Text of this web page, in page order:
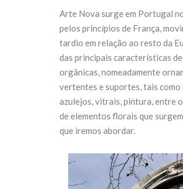
Feira de Jardinagem
2026 Sábado 17 &
Domingo 18 de
outubro
27 de Julho de 2026
Arte Nova surge em Portugal
pelos princípios de França,
tardio em relação ao resto da
das principais características
orgânicas, nomeadamente
vertentes e suportes, tais
azulejos, vitrais, pintura, entre
de elementos florais que
que iremos abordar.